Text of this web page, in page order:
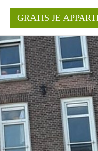
die voor mij als huurder in
appartement in Amsterdam?
van een huur appartement?
in Amsterdam?
GRATIS JE